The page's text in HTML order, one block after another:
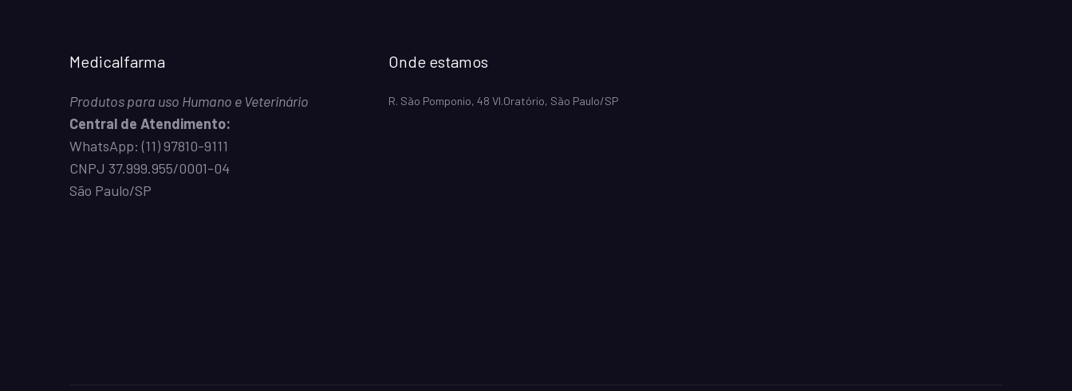
Medicalfarma
Produtos para uso Humano e Veterinário
Central de Atendimento:
WhatsApp:(11) 97810-9111
CNPJ 37.999.955/0001-04
São Paulo/SP
Onde estamos
R. São Pomponio, 48 Vl.Oratório, São Paulo/SP